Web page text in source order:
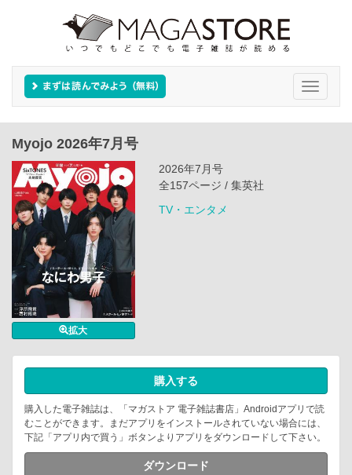
Toggle
Myojo 2026年7月号
拡大
2026年7月号
全157ページ / 集英社
TV・エンタメ
購入する
購入した電子雑誌は、「マガストア 電子雑誌書店」Androidアプリで読
むことができます。まだアプリをインストールされていない場合には、
下記「アプリ内で買う」ボタンよりアプリをダウンロードして下さい。
ダウンロード